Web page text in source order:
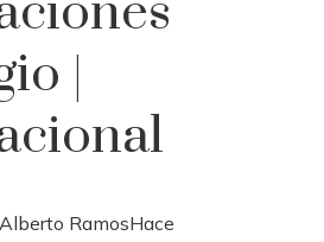
|
Alberto RamosHace